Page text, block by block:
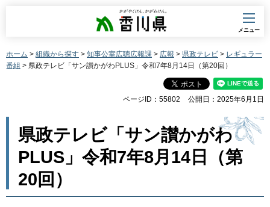
香川県
メニュー
ホーム > 組織から探す > 知事公室広聴広報課 > 広報 > 県政テレビ > レギュラー
番組 > 県政テレビ「サン讃かがわPLUS」令和7年8月14日（第20回）
ページID：55802 公開日：2025年6月1日
県政テレビ「サン讃かがわ
PLUS」令和7年8月14日（第
20回）